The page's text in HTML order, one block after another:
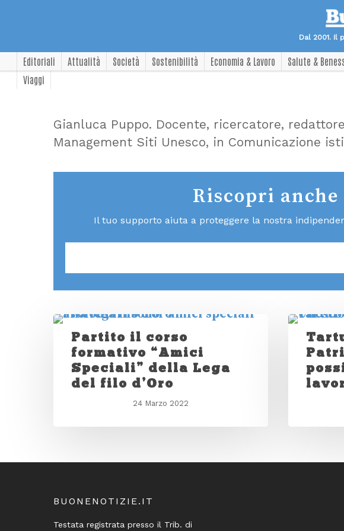
Dal 2001. Il
Editoriali Attualità Società Sostenibilità Economia & Lavoro Salute &
Viaggi
Gianluca Puppo. Docente, ricercatore,
Management Siti Unesco, in Comunicazione
Riscopri
Il tuo supporto aiuta a proteggere la nostra
Partito il corso
formativo “Amici
Speciali” della Lega
del filo d’Oro
24 Marzo 2022
BUONENOTIZIE.IT
Testata registrata presso il Trib. di